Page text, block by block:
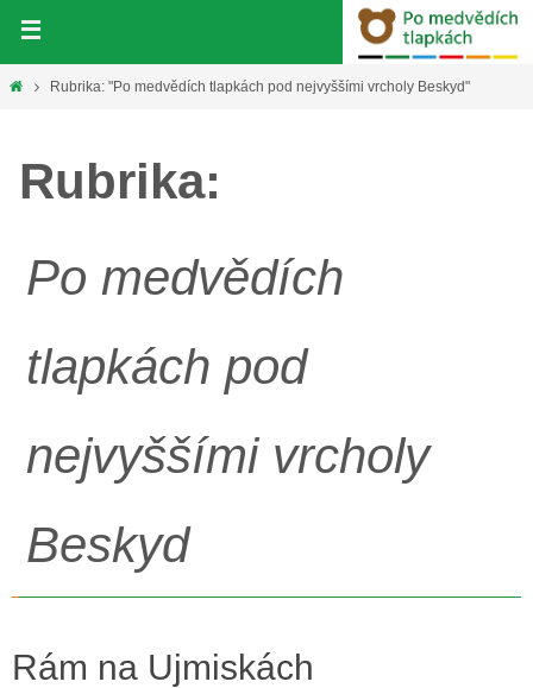
obsahHomeRubrika: "Po medvědích tlapkách pod nejvyššími vrcholy Beskyd"
Rubrika:
Po medvědích
tlapkách pod
nejvyššími vrcholy
Beskyd
Rám na Ujmiskách